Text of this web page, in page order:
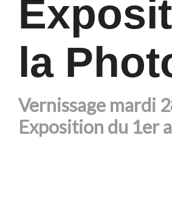
la
Vernissage mardi
Exposition du 1er